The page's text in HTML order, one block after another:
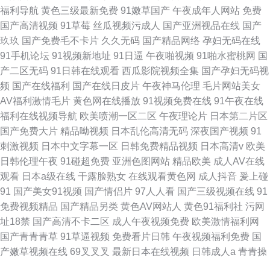
福利导航 黄色三级最新免费 91嫩草国产 午夜成年人网站 免费
国产高清视频 91草莓 丝瓜视频污成人 国产亚洲视品在线 国产
玖玖 国产免费毛不卡片 久久无码 国产精品网络 孕妇无码在线
91手机论坛 91视频新地址 91日逼 午夜啪视频 91啪水蜜桃网 国
产二区无码 91日韩在线观看 西瓜影院视频全集 国产孕妇无码视
频 国产在线福利 国产在线日皮片 午夜神马伦理 毛片网站美女
AV福利激情毛片 黄色网在线播放 91视频免费在线 91午夜在线
福利在线视频导航 欧美喷潮一区二区 午夜理论片 日本第二片区
国产免费大片 精品呦视频 日本乱伦高清无码 深夜国产视频 91
刺激视频 日本中文字幕一区 日韩免费精品视频 日本高清v 欧美
日韩伦理午夜 91碰超免费 亚洲色图网站 精品欧美 成人AV在线
观看 日本a级在线 干露脸熟女 在线观看黄色网 成人抖音 爰上碰
91 国产美女91视频 国产情侣片 97人人看 国产三级视频在线 91
免费视频精品 国产精品另类 黄色AV网站人 黄色91福利社 污网
址18禁 国产高清不卡二区 成人午夜视频免费 欧美激情福利网
国产青青青草 91草逼视频 免费看片日韩 午夜视频福利免费 国
产嫩草视频在线 69叉叉叉 最新日本在线视频 日韩成人a 青青操